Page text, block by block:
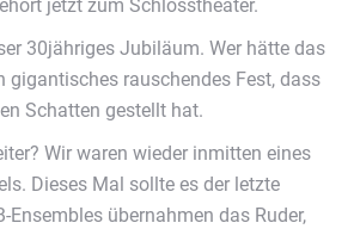
jetzt zum Schlosstheater.
30jähriges Jubiläum. Wer hätte das
gigantisches rauschendes Fest, dass
Schatten gestellt hat.
Wir waren wieder inmitten eines
Dieses Mal sollte es der letzte
Ensembles übernahmen das Ruder,